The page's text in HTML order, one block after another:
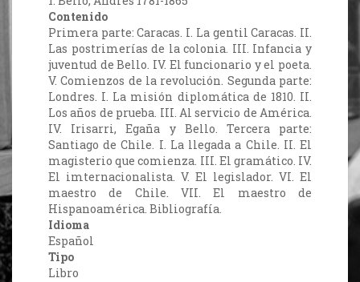
Contenido
Primera parte: Caracas. I. La gentil Caracas. II.
Las postrimerías de la colonia. III. Infancia y
juventud de Bello. IV. El funcionario y el poeta.
V. Comienzos de la revolución. Segunda parte:
Londres. I. La misión diplomática de 1810. II.
Los años de prueba. III. Al servicio de América.
IV. Irisarri, Egaña y Bello. Tercera parte:
Santiago de Chile. I. La llegada a Chile. II. El
magisterio que comienza. III. El gramático. IV.
El imternacionalista. V. El legislador. VI. El
maestro de Chile. VII. El maestro de
Hispanoamérica. Bibliografía.
Idioma
Español
Tipo
Libro